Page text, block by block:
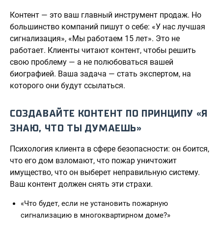
Контент — это ваш главный инструмент продаж. Но
большинство компаний пишут о себе: «У нас лучшая
сигнализация», «Мы работаем 15 лет». Это не
работает. Клиенты читают контент, чтобы решить
свою проблему — а не полюбоваться вашей
биографией. Ваша задача — стать экспертом, на
которого они будут ссылаться.
СОЗДАВАЙТЕ КОНТЕНТ ПО ПРИНЦИПУ «Я
ЗНАЮ, ЧТО ТЫ ДУМАЕШЬ»
Психология клиента в сфере безопасности: он боится,
что его дом взломают, что пожар уничтожит
имущество, что он выберет неправильную систему.
Ваш контент должен снять эти страхи.
«Что будет, если не установить пожарную
сигнализацию в многоквартирном доме?»